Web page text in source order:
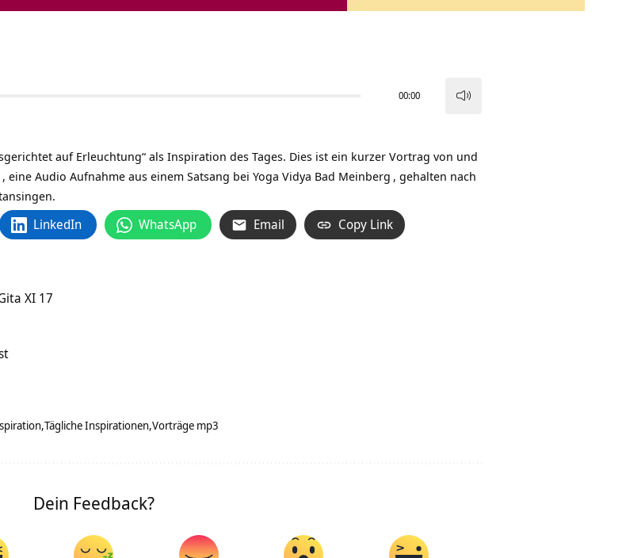
00:00
auf Erleuchtung“ als Inspiration des Tages. Dies ist ein kurzer Vortrag von und
, eine Audio Aufnahme aus einem Satsang bei Yoga Vidya Bad Meinberg , gehalten nach
LinkedIn WhatsApp Email Copy Link
XI 17
Tägliche Inspirationen Vorträge mp3
Dein Feedback?